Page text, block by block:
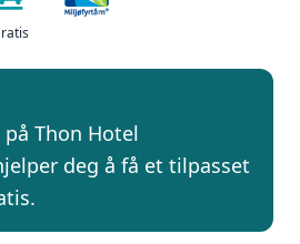
Thon Hotel
deg å få et tilpasset